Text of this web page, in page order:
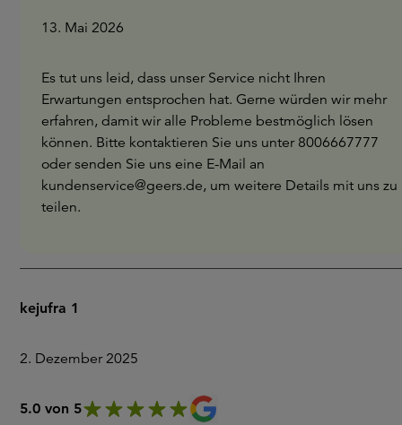
13. Mai 2026
Es tut uns leid, dass unser Service nicht Ihren
Erwartungen entsprochen hat. Gerne würden wir mehr
erfahren, damit wir alle Probleme bestmöglich lösen
können. Bitte kontaktieren Sie uns unter 8006667777
oder senden Sie uns eine E-Mail an
kundenservice@geers.de, um weitere Details mit uns zu
teilen.
kejufra 1
2. Dezember 2025
5.0 von 5